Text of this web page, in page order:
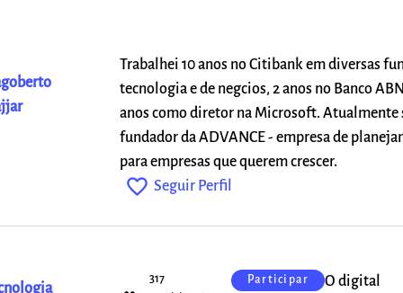
Trabalhei 10 anos no Citibank em diversas
tecnologia e de negcios, 2 anos no Banco
anos como diretor na Microsoft. Atualmente
fundador da ADVANCE - empresa de
para empresas que querem crescer.
favorite_outline Seguir Perfil
317
Participar
O digital